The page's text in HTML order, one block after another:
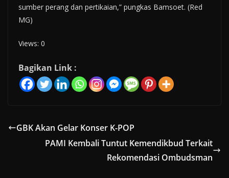
sumber perang dan pertikaian,” pungkas Bamsoet. (Red
MG)
Views: 0
Bagikan Link :
GBK Akan Gelar Konser K-POP
PAMI Kembali Tuntut Kemendikbud Terkait
Rekomendasi Ombudsman